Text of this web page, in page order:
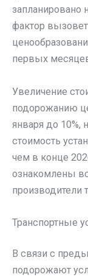
запланировано
фактор
первых
Увеличение
подорожанию
января до 10%,
стоимость
чем в конце
ознакомлены
производители
Транспортные
В связи с
подорожают